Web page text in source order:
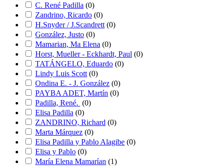
C. René Padilla (0)
Zandrino, Ricardo (0)
H.Snyder / J.Scandrett (0)
González, Justo (0)
Mamarian, Ma Elena (0)
Horst, Mueller - Eckhardt, Paul (0)
TATÁNGELO, Eduardo (0)
Lindy Luis Scott (0)
Ondina E. - J. González (0)
PAYBA ADET, Martín (0)
Padilla, René. (0)
Elisa Padilla (0)
ZANDRINO, Richard (0)
Marta Márquez (0)
Elisa Padilla y Pablo Alagibe (0)
Elisa y Pablo (0)
María Elena Mamarían (1)